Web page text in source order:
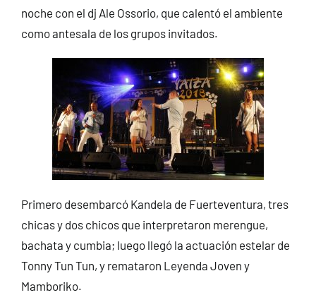
noche con el dj Ale Ossorio, que calentó el ambiente
como antesala de los grupos invitados.
Primero desembarcó Kandela de Fuerteventura, tres
chicas y dos chicos que interpretaron merengue,
bachata y cumbia; luego llegó la actuación estelar de
Tonny Tun Tun, y remataron Leyenda Joven y
Mamboriko.